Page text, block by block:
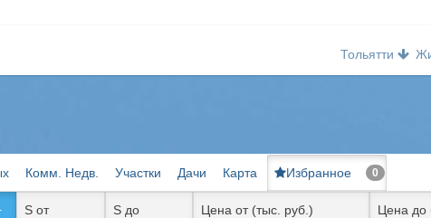
Тольятти
Комм. Недв. Участки Дачи Карта Избранное 0